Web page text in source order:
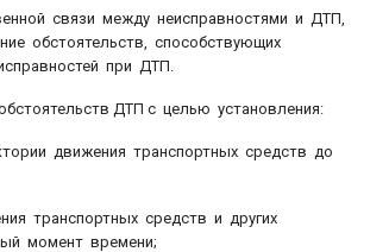
связи между неисправностями и ДТП,
обстоятельств, способствующих
при ДТП.
ДТП с целью установления:
движения транспортных средств до
транспортных средств и других
момент времени;